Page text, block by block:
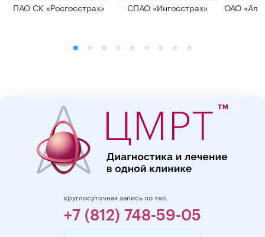
ПАО СК «Росгосстрах» СПАО «Ингосстрах» ОАО
круглосуточная запись по тел.
+7 (812) 748-59-05